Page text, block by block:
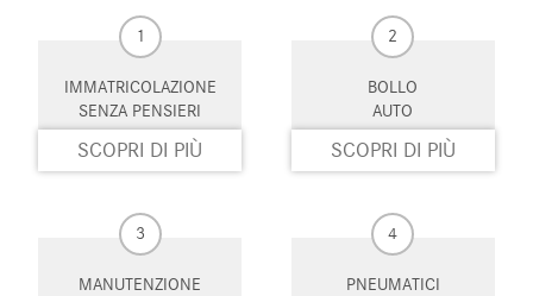
1
IMMATRICOLAZIONE
SENZA PENSIERI
SCOPRI DI PIÙ
2
BOLLO
AUTO
SCOPRI DI PIÙ
3
MANUTENZIONE
4
PNEUMATICI